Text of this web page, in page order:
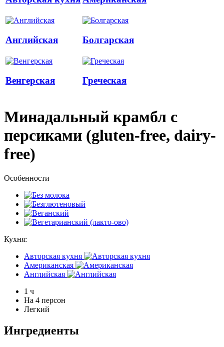
Английская Болгарская
Венгерская Греческая
Минадальный крамбл с
персиками (gluten-free, dairy-
free)
Особенности
Кухня:
Авторская кухня
Американская
Английская
1 ч
На 4 персон
Легкий
Ингредиенты